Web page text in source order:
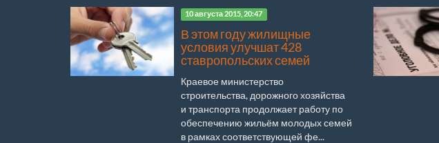
10 августа 2015, 20:47
В этом году жилищные
условия улучшат 428
ставропольских семей
Краевое министерство
строительства, дорожного хозяйства
и транспорта продолжает работу по
обеспечению жильём молодых семей
в рамках соответствующей фе...